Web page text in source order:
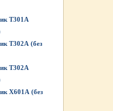
Т301А
Т302А (без
Т302А
Х601А (без